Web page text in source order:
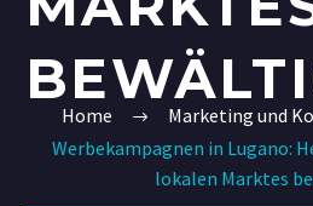
Home
Marketing und
Werbekampagnen in Lugano:
lokalen Marktes